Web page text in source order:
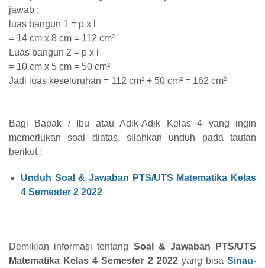
jawab :
luas bangun 1 = p x l
= 14 cm x 8 cm = 112 cm²
Luas bangun 2 = p x l
= 10 cm x 5 cm = 50 cm²
Jadi luas keseluruhan = 112 cm² + 50 cm² = 162 cm²
Bagi Bapak / Ibu atau Adik-Adik Kelas 4 yang ingin
memerlukan soal diatas, silahkan unduh pada tautan
berikut :
Unduh Soal & Jawaban PTS/UTS Matematika Kelas
4 Semester 2 2022
Demikian informasi tentang Soal & Jawaban PTS/UTS
Matematika Kelas 4 Semester 2 2022yang bisa Sinau-